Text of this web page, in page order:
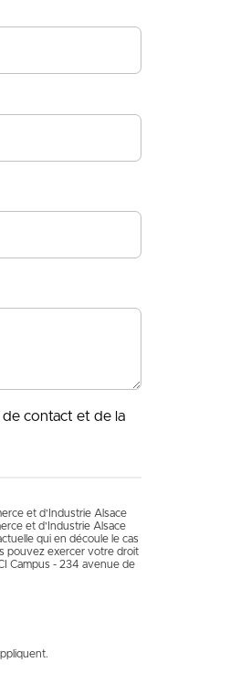
de contact et de la
et d’Industrie Alsace
et d’Industrie Alsace
qui en découle le cas
pouvez exercer votre droit
Campus - 234 avenue de